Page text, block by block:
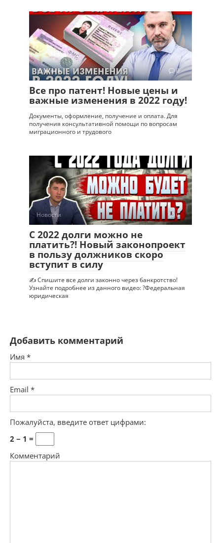
Новости 0
Все про патент! Новые цены и
важные изменения в 2022 году!
Документы, оформление, получение и оплата. Для
получения консультативной помощи по вопросам
миграционного и трудового
Новости 0
С 2022 долги можно не
платить?! Новый законопроект
в пользу должников скоро
вступит в силу
✍ Спишите все долги законно через банкротство!
Узнайте подробнее из данного видео: ?Федеральная
юридическая
Добавить комментарий
Имя *
Email *
Пожалуйста, введите ответ цифрами:
2 − 1 =
Комментарий